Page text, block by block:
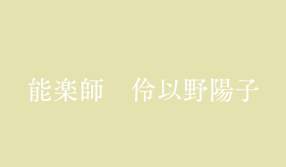
能楽師 伶以野陽子